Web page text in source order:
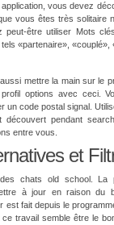
vous devez
vous êtes très
peut-être utiliser Mots
«partenaire»,
mettre la main sur le
options avec ceci.
un code postal signal.
découvert pendant
entre vous.
et
chats old school. La
à jour en raison du
est fait depuis le
travail semble être le